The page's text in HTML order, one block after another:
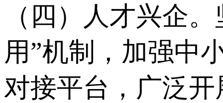
（四）人才兴企
用”机制，加强中
对接平台，广泛